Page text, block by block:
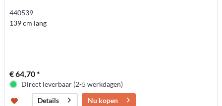
440539
139 cm lang
€ 64,70 *
Direct leverbaar (2-5 werkdagen)
Details
Nu kopen